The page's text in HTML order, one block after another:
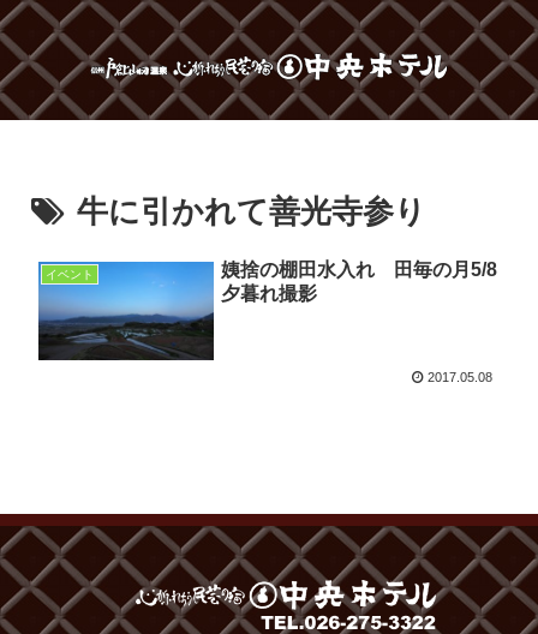
牛に引かれて善光寺参り
イベント
姨捨の棚田水入れ 田毎の月5/8
夕暮れ撮影
2017.05.08